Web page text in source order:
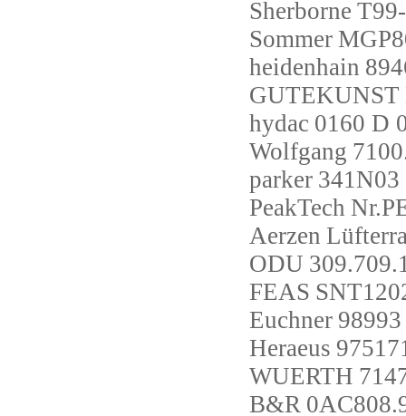
Sherborne
Sommer
heidenhain
GUTEKUNST
hydac 0160 D
Wolfgang
parker 341N03
PeakTech
Aerzen
ODU
FEAS
Euchner
Heraeus
WUERTH
B&R